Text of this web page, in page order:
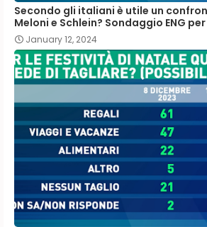
Secondo gli italiani è utile un
Meloni e Schlein? Sondaggio ENG
January 12, 2024